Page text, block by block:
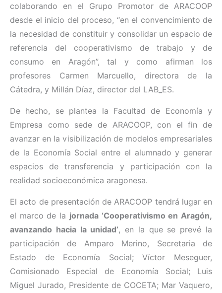
colaborando en el Grupo Promotor de ARACOOP
desde el inicio del proceso, “en el convencimiento de
la necesidad de constituir y consolidar un espacio de
referencia del cooperativismo de trabajo y de
consumo en Aragón”, tal y como afirman los
profesores Carmen Marcuello, directora de la
Cátedra, y Millán Díaz, director del LAB_ES.
De hecho, se plantea la Facultad de Economía y
Empresa como sede de ARACOOP, con el fin de
avanzar en la visibilización de modelos empresariales
de la Economía Social entre el alumnado y generar
espacios de transferencia y participación con la
realidad socioeconómica aragonesa.
El acto de presentación de ARACOOP tendrá lugar en
el marco de la jornada ‘Cooperativismo en Aragón,
avanzando hacia la unidad’, en la que se prevé la
participación de Amparo Merino, Secretaria de
Estado de Economía Social; Víctor Meseguer,
Comisionado Especial de Economía Social; Luis
Miguel Jurado, Presidente de COCETA; Mar Vaquero,